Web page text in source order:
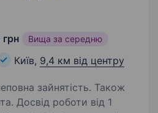
Вища за середню
Київ, 9,4 км від центру
зайнятість. Також
Досвід роботи від 1